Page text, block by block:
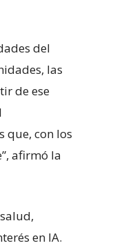
del
las
de ese
que, con los
afirmó la
en IA.